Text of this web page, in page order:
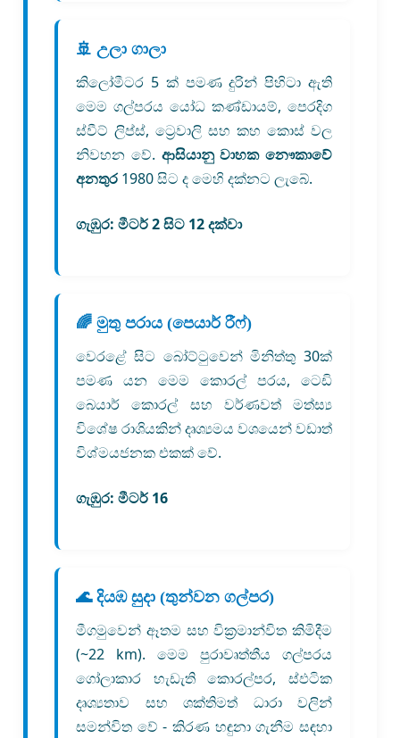
🚢 උලා ගාලා
කිලෝමීටර 5 ක් පමණ දුරින් පිහිටා ඇති
මෙම ගල්පරය යෝධ කණ්ඩායම්, පෙරදිග
ස්වීට් ලිප්ස්, ට්‍රෙවාලි සහ කහ කොස් වල
නිවහන වේ. ආසියානු වාහක නෞකාවේ
අනතුර 1980 සිට ද මෙහි දක්නට ලැබේ.
ගැඹුර: මීටර් 2 සිට 12 දක්වා
🌈 මුතු පරාය (පෙයාර් රීෆ්)
වෙරළේ සිට බෝට්ටුවෙන් මිනිත්තු 30ක්
පමණ යන මෙම කොරල් පරය, ටෙඩි
බෙයාර් කොරල් සහ වර්ණවත් මත්ස්‍ය
විශේෂ රාශියකින් දෘශ්‍යමය වශයෙන් වඩාත්
විශ්මයජනක එකක් වේ.
ගැඹුර: මීටර් 16
🌊 දියඹ සුදා (තුන්වන ගල්පර)
මීගමුවෙන් ඈතම සහ වික්‍රමාන්විත කිමිදීම
(~22 km). මෙම පුරාවෘත්තීය ගල්පරය
ගෝලාකාර හැඩැති කොරල්පර, ස්ඵටික
දෘශ්‍යතාව සහ ශක්තිමත් ධාරා වලින්
සමන්විත වේ - කිරණ හඳුනා ගැනීම සඳහා